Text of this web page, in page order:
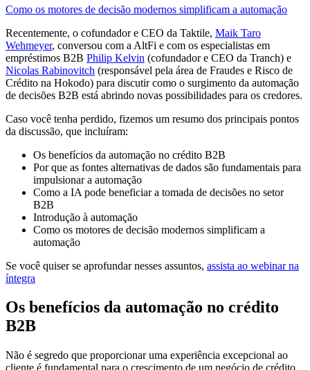
Como os motores de decisão modernos simplificam a automação
Recentemente, o cofundador e CEO da Taktile, Maik Taro
Wehmeyer, conversou com a AltFi e com os especialistas em
empréstimos B2B Philip Kelvin (cofundador e CEO da Tranch) e
Nicolas Rabinovitch (responsável pela área de Fraudes e Risco de
Crédito na Hokodo) para discutir como o surgimento da automação
de decisões B2B está abrindo novas possibilidades para os credores.
Caso você tenha perdido, fizemos um resumo dos principais pontos
da discussão, que incluíram:
Os benefícios da automação no crédito B2B
Por que as fontes alternativas de dados são fundamentais para
impulsionar a automação
Como a IA pode beneficiar a tomada de decisões no setor
B2B
Introdução à automação
Como os motores de decisão modernos simplificam a
automação
Se você quiser se aprofundar nesses assuntos, assista ao webinar na
íntegra
Os benefícios da automação no crédito
B2B
Não é segredo que proporcionar uma experiência excepcional ao